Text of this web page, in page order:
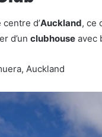
centre d’Auckland, ce
d’un clubhouse avec
Auckland